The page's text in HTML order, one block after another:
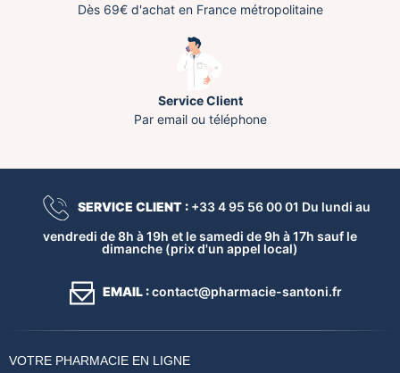
Dès 69€ d'achat en France métropolitaine
Service Client
Par email ou téléphone
SERVICE CLIENT :+33 4 95 56 00 01 Du lundi au
vendredi de 8h à 19h et le samedi de 9h à 17h sauf le
dimanche (prix d'un appel local)
EMAIL :contact@pharmacie-santoni.fr
VOTRE PHARMACIE EN LIGNE